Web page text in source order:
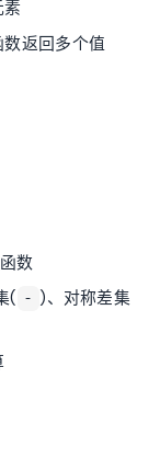
素
返回多个值
数
( - )、对称差集